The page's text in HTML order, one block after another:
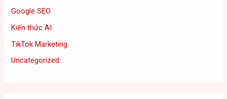
Google SEO
Kiến thức AI
TikTok Marketing
Uncategorized